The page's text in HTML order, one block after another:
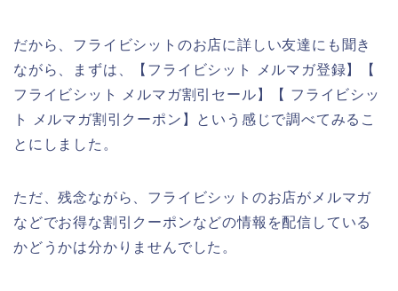
だから、フライビシットのお店に詳しい友達にも聞き
ながら、まずは、【フライビシット メルマガ登録】【
フライビシット メルマガ割引セール】【 フライビシッ
ト メルマガ割引クーポン】という感じで調べてみるこ
とにしました。
ただ、残念ながら、フライビシットのお店がメルマガ
などでお得な割引クーポンなどの情報を配信している
かどうかは分かりませんでした。